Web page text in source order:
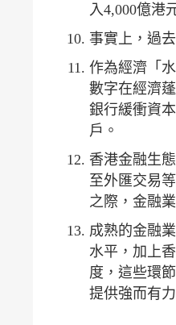
入4,000億港
事實上，過
作為經濟「
數字在經濟
銀行緩衝資
戶。
香港金融生
至外匯交易
之際，金融
成熟的金融
水平，加上
度，這些環
提供強而有